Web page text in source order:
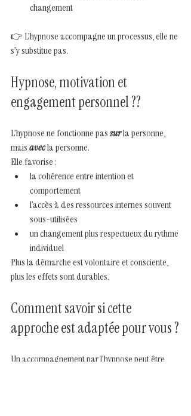
changement
👉 L’hypnose accompagne un processus, elle ne
s’y substitue pas.
Hypnose, motivation et
engagement personnel ??
L’hypnose ne fonctionne pas surla personne,
mais avec la personne.
Elle favorise :
la cohérence entre intention et
comportement
l’accès à des ressources internes souvent
sous-utilisées
un changement plus respectueux du rythme
individuel
Plus la démarche est volontaire et consciente,
plus les effets sont durables.
Comment savoir si cette
approche est adaptée pour vous ?
Un accompagnement par l’hypnose peut être